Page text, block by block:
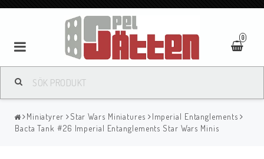
0
Miniatyrer Star Wars Miniatures
Imperial Entanglements
Bacta Tank #26 Imperial Entanglements Star Wars Minis